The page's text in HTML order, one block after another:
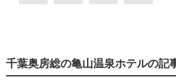
千葉奥房総の亀山温泉ホテルの記